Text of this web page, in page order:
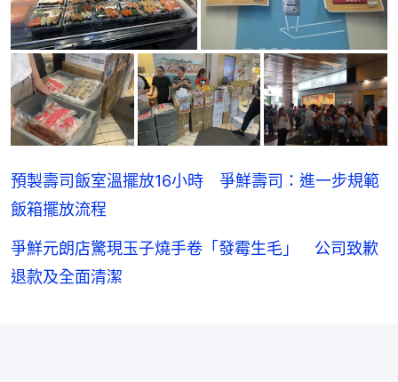
預製壽司飯室溫擺放16小時 爭鮮壽司：進一步規範
飯箱擺放流程
爭鮮元朗店驚現玉子燒手卷「發霉生毛」 公司致歉
退款及全面清潔